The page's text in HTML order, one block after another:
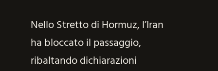
Nello Stretto di Hormuz, l’Iran
ha bloccato il passaggio,
ribaltando dichiarazioni